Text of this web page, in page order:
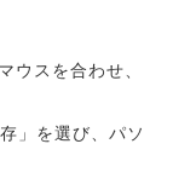
ウスを合わせ、
」を選び、パソ